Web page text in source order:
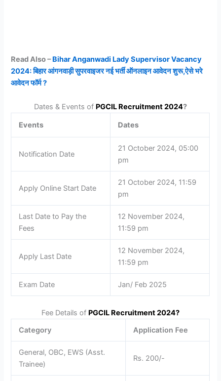
Read Also –Bihar Anganwadi Lady Supervisor Vacancy
2024: बिहार आंगनवाड़ी सुपरवाइजर नई भर्ती ऑनलाइन आवेदन शुरू,ऐसे भरे
आवेदन फॉर्म ?
Dates & Events of PGCIL Recruitment 2024?
Events Dates
Notification Date
21 October 2024, 05:00
pm
Apply Online Start Date
21 October 2024, 11:59
pm
Last Date to Pay the
Fees
12 November 2024,
11:59 pm
Apply Last Date
12 November 2024,
11:59 pm
Exam Date Jan/ Feb 2025
Fee Details of PGCIL Recruitment 2024?
Category
Application Fee
General, OBC, EWS (Asst.
Trainee)
Rs. 200/-